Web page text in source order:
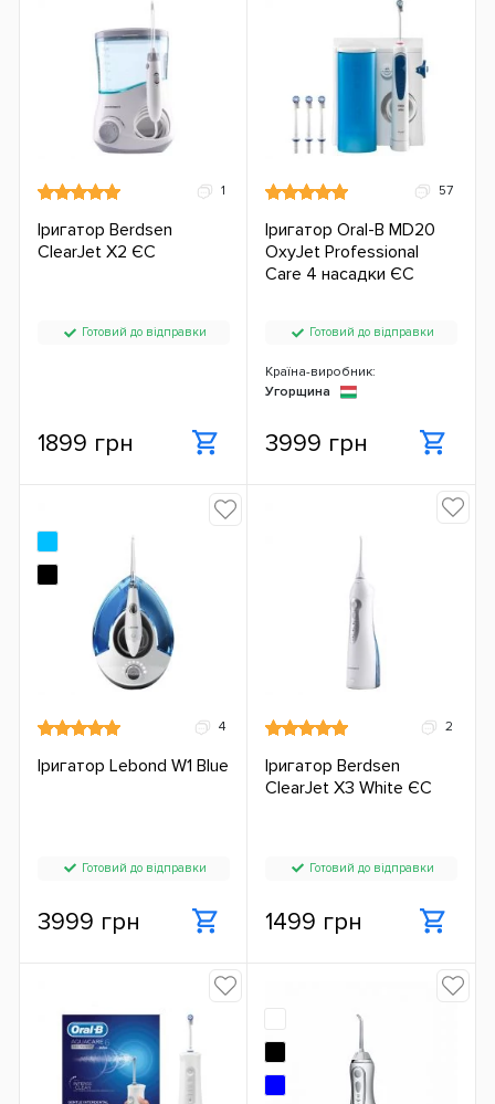
1
Іригатор Berdsen
ClearJet X2 ЄС
Готовий до відправки
1899 грн
57
Іригатор Oral-B MD20
OxyJet Professional
Care 4 насадки ЄС
Готовий до відправки
Країна-виробник:
Угорщина
3999 грн
4
Іригатор Lebond W1 Blue
Готовий до відправки
3999 грн
2
Іригатор Berdsen
ClearJet X3 White ЄС
Готовий до відправки
1499 грн